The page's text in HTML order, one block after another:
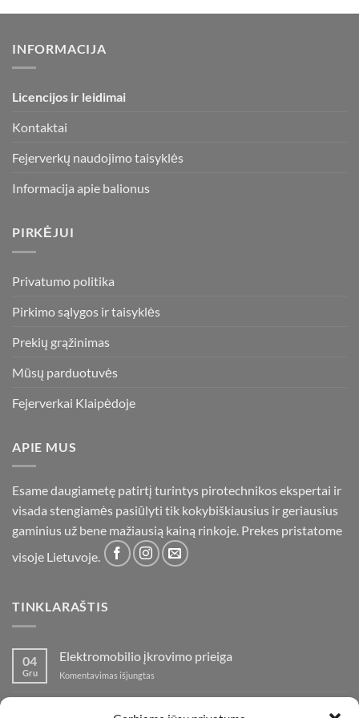
The
may
on
page
INFORMACIJA
Licencijos ir leidimai
Kontaktai
Fejerverkų naudojimo taisyklės
Informacija apie balionus
PIRKĖJUI
Privatumo politika
Pirkimo sąlygos ir taisyklės
Prekių grąžinimas
Mūsų parduotuvės
Fejerverkai Klaipėdoje
APIE MUS
Esame daugiametę patirtį turintys pirotechnikos ekspertai ir
visada stengiamės pasiūlyti tik kokybiškiausius ir geriausius
gaminius už bene mažiausią kainą rinkoje. Prekes pristatome
visoje Lietuvoje.
TINKLARAŠTIS
04
Gru
Elektromobilio įkrovimo prieiga
Komentavimas išjungtas
prieiga